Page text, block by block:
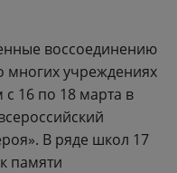
воссоединению
многих учреждениях
16 по 18 марта в
В ряде школ 17
памяти